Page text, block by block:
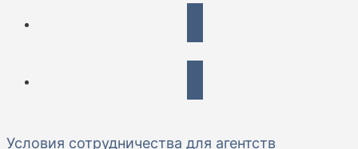
Условия сотрудничества для агентств